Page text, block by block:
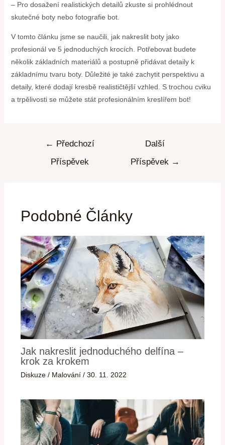
– Pro dosažení realistických detailů zkuste si prohlédnout
skutečné boty nebo fotografie bot.
V tomto článku jsme se naučili, jak nakreslit boty jako
profesionál ve 5 jednoduchých krocích. Potřebovat budete
několik základních materiálů a postupně přidávat detaily k
základnímu tvaru boty. Důležité je také zachytit perspektivu a
detaily, které dodají kresbě realističtější vzhled. S trochou cviku
a trpělivosti se můžete stát profesionálním kreslířem bot!
← Předchozí
Příspěvek
Další
Příspěvek →
Podobné Články
Jak nakreslit jednoduchého delfína –
krok za krokem
Diskuze / Malování /30. 11. 2022